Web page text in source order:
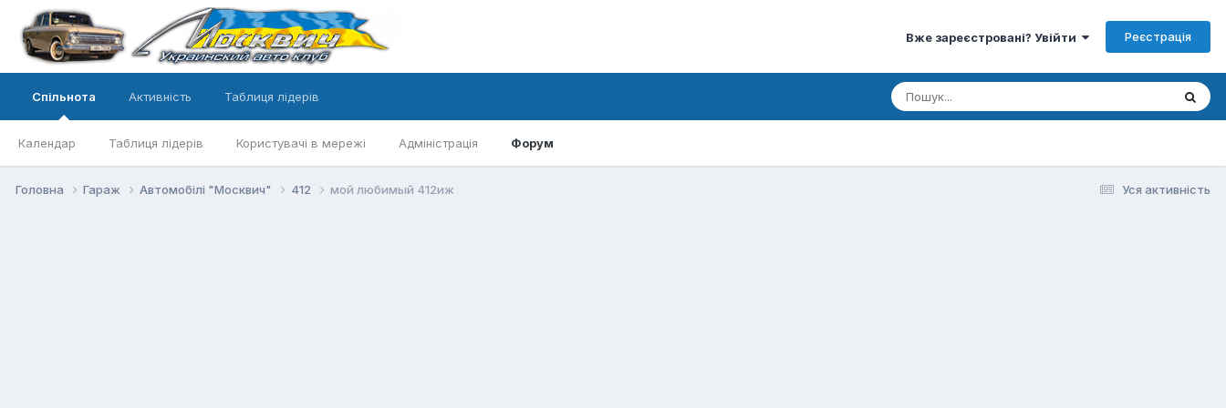
Вже зареєстровані? Увійти Реєстрація
Спільнота
Календар Таблиця лідерів Користувачі в мережі Адміністрація Форум
Активність Таблиця лідерів
Уся активність
Головна Гараж Автомобілі "Москвич" 412 мой любимый 412иж